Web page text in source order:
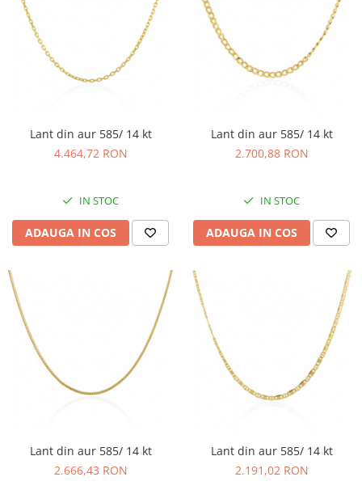
Lant din aur 585/ 14 kt
4.464,72 RON
IN STOC
ADAUGA IN COS
Lant din aur 585/ 14 kt
2.700,88 RON
IN STOC
ADAUGA IN COS
Lant din aur 585/ 14 kt
2.666,43 RON
Lant din aur 585/ 14 kt
2.191,02 RON